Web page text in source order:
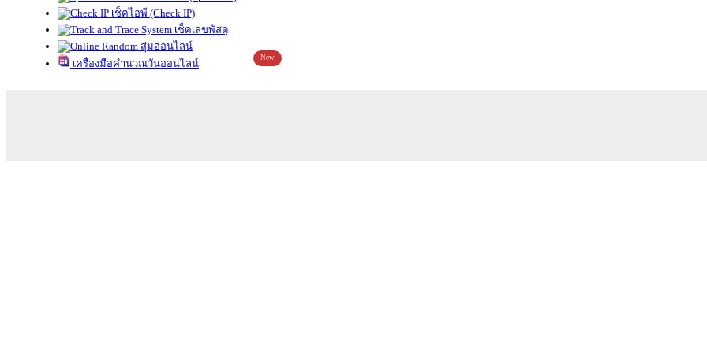
เช็คไอพี (Check IP)
เช็คเลขพัสดุ
สุ่มออนไลน์
เครื่องมือคำนวณวันออนไลน์
New